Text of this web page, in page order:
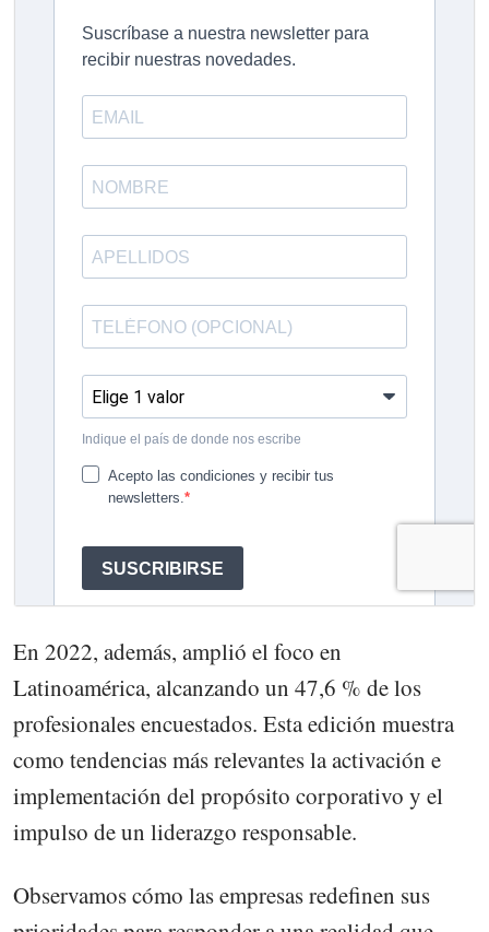
En 2022, además, amplió el foco en
Latinoamérica, alcanzando un 47,6 % de los
profesionales encuestados. Esta edición muestra
como tendencias más relevantes la activación e
implementación del propósito corporativo y el
impulso de un liderazgo responsable.
Observamos cómo las empresas redefinen sus